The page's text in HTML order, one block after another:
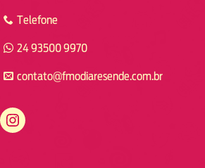
Telefone
24 93500 9970
contato@fmodiaresende.com.br
https://www.instagram.com/fmodiaresende